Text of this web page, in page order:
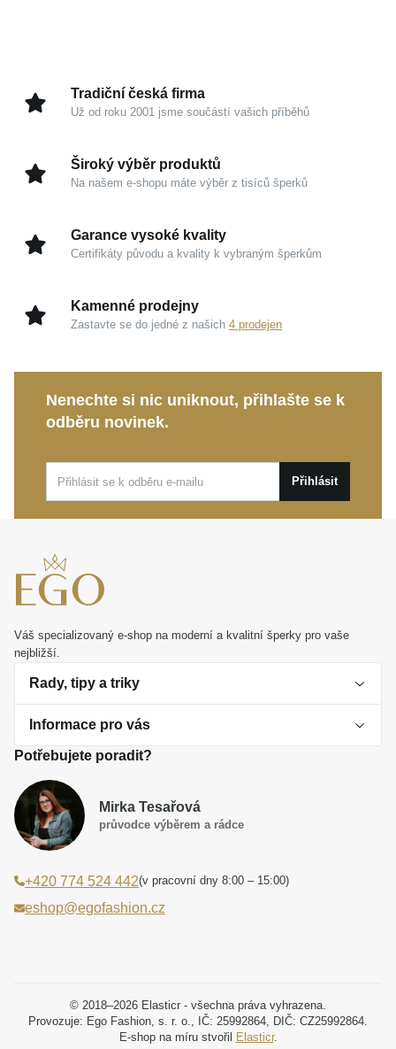
Tradiční česká firma
Už od roku 2001 jsme součástí vašich příběhů
Široký výběr produktů
Na našem e-shopu máte výběr z tisíců šperků
Garance vysoké kvality
Certifikáty původu a kvality k vybraným šperkům
Kamenné prodejny
Zastavte se do jedné z našich 4 prodejen
Nenechte si nic uniknout, přihlašte se k
odběru novinek.
Přihlásit
Váš specializovaný e-shop na moderní a kvalitní šperky pro vaše
nejbližší.
Rady, tipy a triky
O perlách
Jak vybrat perlový šperk
Dárková inspirace
Smaltované a korálkové šperky jako trend
Laboratorní diamanty jsou budoucnost
Jak správně pečovat o šperky
Informace pro vás
Obchodní podmínky
Reklamační řád
Poučení o právu na odstoupení od smlouvy
Podmínky slev a akčních nabídek
Projekt registrace ochranné známky
Potřebujete poradit?
Mirka Tesařová
průvodce výběrem a rádce
+420 774 524 442(v pracovní dny 8:00 – 15:00)
eshop@egofashion.cz
© 2018–2026 Elasticr - všechna práva vyhrazena.
Provozuje: Ego Fashion, s. r. o., IČ: 25992864, DIČ: CZ25992864.
E-shop na míru stvořil
Elasticr.